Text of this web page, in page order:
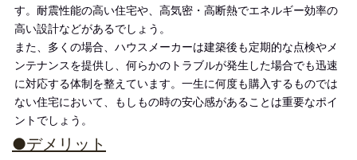
す。耐震性能の高い住宅や、高気密・高断熱でエネルギー効率の
高い設計などがあるでしょう。
また、多くの場合、ハウスメーカーは建築後も定期的な点検やメ
ンテナンスを提供し、何らかのトラブルが発生した場合でも迅速
に対応する体制を整えています。一生に何度も購入するものでは
ない住宅において、もしもの時の安心感があることは重要なポイ
ントでしょう。
●デメリット